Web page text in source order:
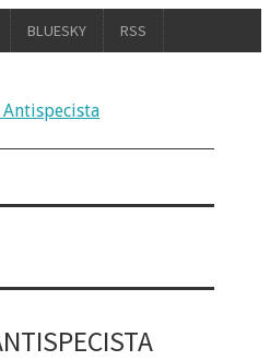
BLUESKY RSS